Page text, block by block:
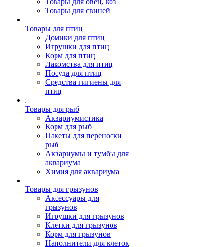
Товары для овец, коз
Товары для свиней
Товары для птиц
Домики для птиц
Игрушки для птиц
Корм для птиц
Лакомства для птиц
Посуда для птиц
Средства гигиены для
птиц
Товары для рыб
Аквариумистика
Корм для рыб
Пакеты для переноски
рыб
Аквариумы и тумбы для
аквариума
Химия для аквариума
Товары для грызунов
Аксессуары для
грызунов
Игрушки для грызунов
Клетки для грызунов
Корм для грызунов
Наполнители для клеток